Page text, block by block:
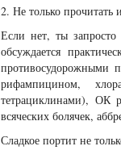
2. Не только
Если нет, ты
обсуждается
противосудорожными
рифампицином,
тетрациклинами), ОК
всяческих болячек,
Сладкое портит не